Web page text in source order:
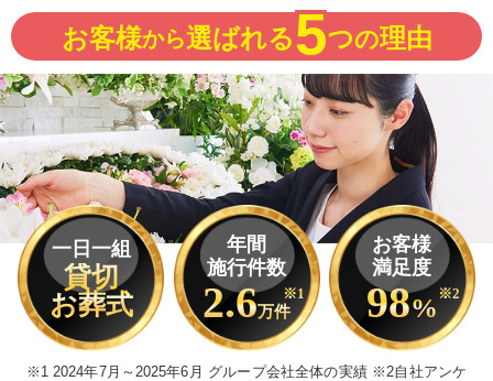
お客様から選ばれる5つの理由
一日一組
貸切
お葬式
年間
施行件数
2.6万件
※1
お客様
満足度
98% ※2
※1 2024年7月～2025年6月 グループ会社全体の実績 ※2自社アンケ